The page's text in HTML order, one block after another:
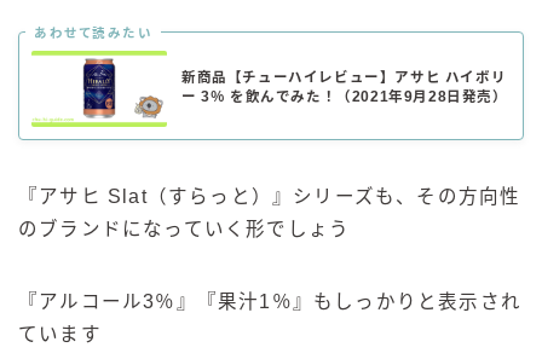
あわせて読みたい
新商品【チューハイレビュー】アサヒ ハイボリ
ー 3％ を飲んでみた！（2021年9月28日発売）
『アサヒ Slat（すらっと）』シリーズも、その方向性
のブランドになっていく形でしょう
『アルコール3％』『果汁1％』もしっかりと表示され
ています